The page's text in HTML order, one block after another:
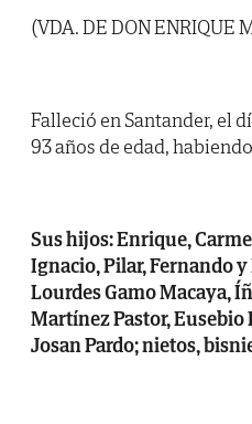
(VDA. DE DON ENRIQUE
Falleció en Santander, el
93 años de edad,
Sus hijos: Enrique,
Ignacio, Pilar, Fernando
Lourdes Gamo Macaya,
Martínez Pastor,
Josan Pardo; nietos,